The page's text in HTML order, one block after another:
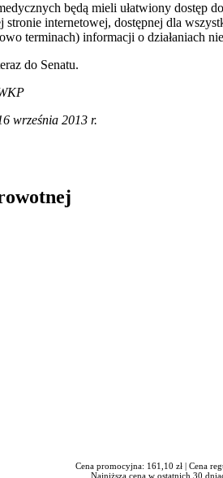
będą mieli ułatwiony dostęp
stronie internetowej, dostępnej dla
terminach) informacji o działaniach
do Senatu.
września 2013 r.
Radosław Tymiński - otwiera
Cena promocyjna: 161,10 zł | Cena
Najniższa cena w ostatnich 30